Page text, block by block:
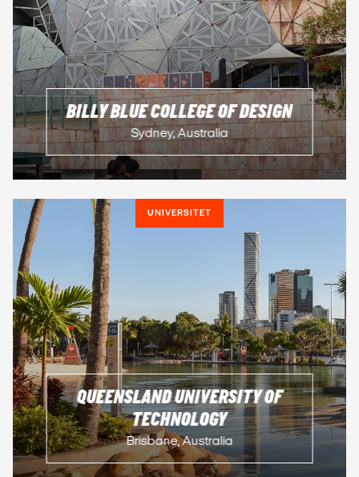
BILLY BLUE COLLEGE OF DESIGN
Sydney, Australia
UNIVERSITET
QUEENSLAND UNIVERSITY OF
TECHNOLOGY
Brisbane, Australia